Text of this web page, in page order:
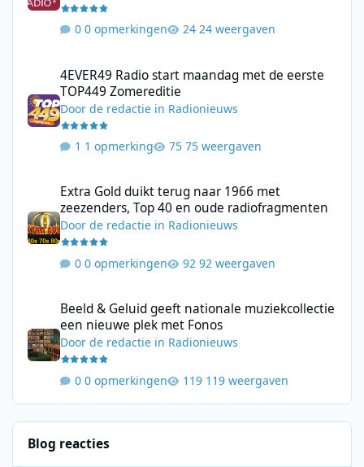
0 opmerkingen 24 weergaven
4EVER49 Radio start maandag met de eerste
TOP449 Zomereditie
Doorde redactie in Radionieuws
1 opmerking 75 weergaven
Extra Gold duikt terug naar 1966 met
zeezenders, Top 40 en oude radiofragmenten
Doorde redactie in Radionieuws
0 opmerkingen 92 weergaven
Beeld & Geluid geeft nationale muziekcollectie
een nieuwe plek met Fonos
Doorde redactie in Radionieuws
0 opmerkingen 119 weergaven
Blog reacties